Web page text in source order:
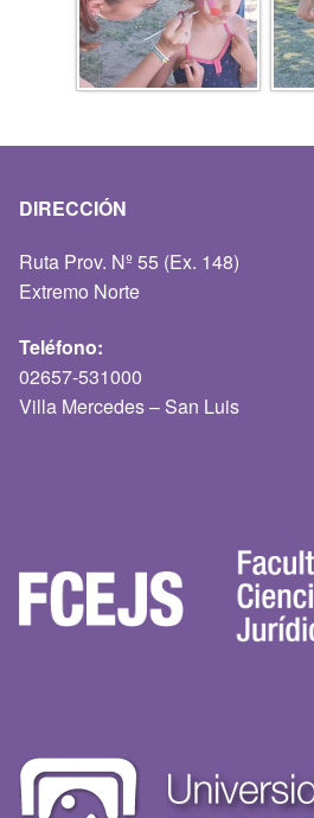
DIRECCIÓN
Ruta Prov. Nº 55 (Ex. 148)
Extremo Norte
Teléfono:
02657-531000
Villa Mercedes – San Luis